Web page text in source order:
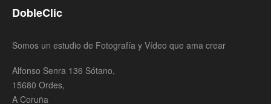
DobleClic
Somos un estudio de Fotografía y Vídeo que ama crear
Alfonso Senra 136 Sótano,
15680 Ordes,
A Coruña